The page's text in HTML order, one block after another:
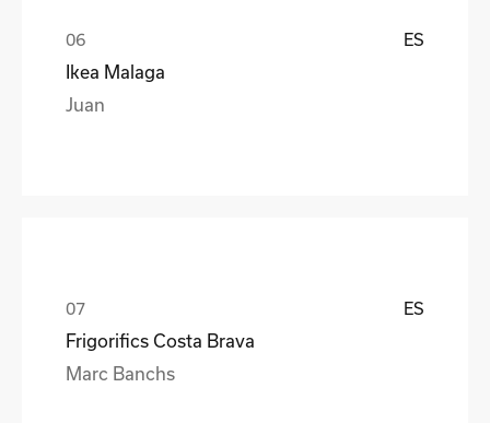
ES
Ikea Malaga
Juan
ES
Frigorifics Costa Brava
Marc Banchs